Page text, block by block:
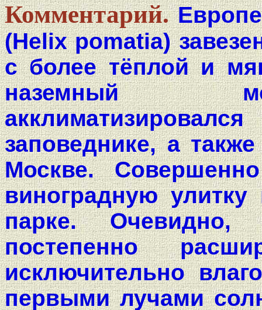
Комментарий.
(Helix pomatia)
с более тёплой и
наземный
заповеднике, а
Москве.
виноградную
парке.
постепенно
исключительно
первыми лучами